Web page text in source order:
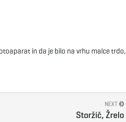
in da je bilo na vrhu malce trdo,
NEXT
Storžič, Žrelo